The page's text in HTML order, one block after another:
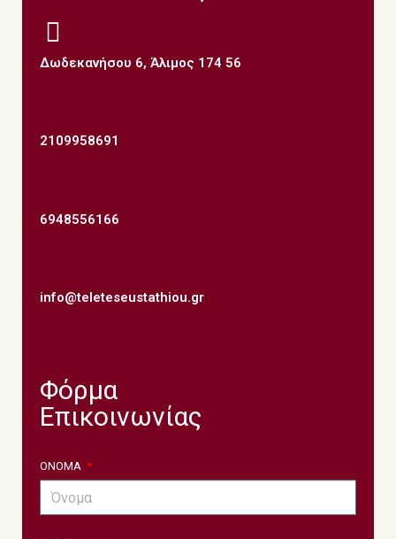
Δωδεκανήσου 6, Άλιμος 174 56
2109958691
6948556166
info@teleteseustathiou.gr
Φόρμα
Επικοινωνίας
ΟΝΟΜΑ